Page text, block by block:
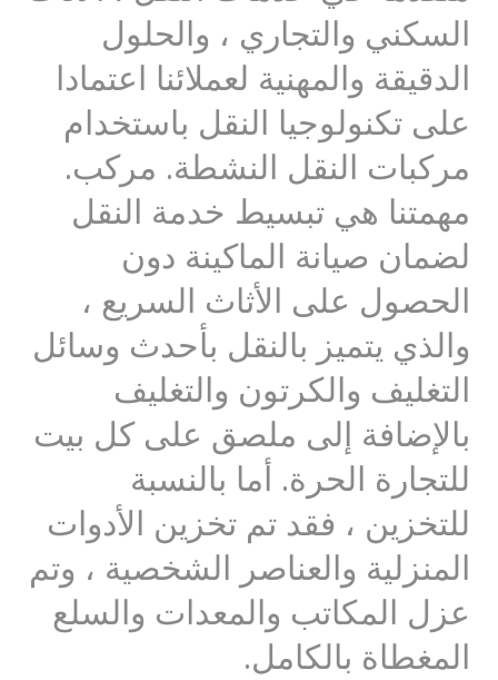
السكني والتجاري ، والحلول
الدقيقة والمهنية لعملائنا اعتمادا
على تكنولوجيا النقل باستخدام
مركبات النقل النشطة. مركب.
مهمتنا هي تبسيط خدمة النقل
لضمان صيانة الماكينة دون
الحصول على الأثاث السريع ،
والذي يتميز بالنقل بأحدث وسائل
التغليف والكرتون والتغليف
بالإضافة إلى ملصق على كل بيت
للتجارة الحرة. أما بالنسبة
للتخزين ، فقد تم تخزين الأدوات
المنزلية والعناصر الشخصية ، وتم
عزل المكاتب والمعدات والسلع
المغطاة بالكامل.